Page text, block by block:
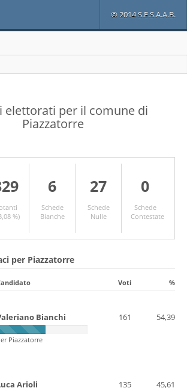
© 2014 S.E.S.A.A.B.
elettorati per il comune di
Piazzatorre
%)
6
Schede
Bianche
27
Schede
Nulle
0
Schede
Contestate
per Piazzatorre
Voti %
Bianchi
Piazzatorre
161 54,39
Arioli 135 45,61